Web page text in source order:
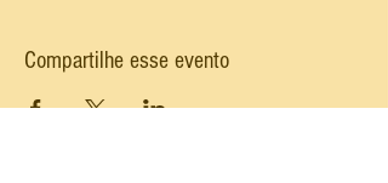
Compartilhe esse evento